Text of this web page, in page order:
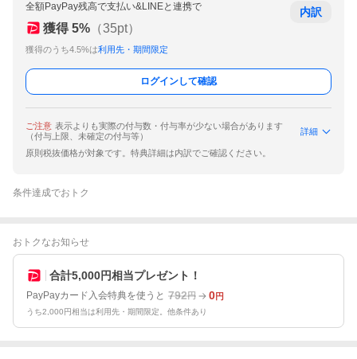
全額PayPay残高で支払い&LINEと連携で
獲得 5% （35pt）
獲得のうち4.5%は利用先・期間限定
内訳
ログインして確認
ご注意 表示よりも実際の付与数・付与率が少ない場合があります
（付与上限、未確定の付与等）
詳細
原則税抜価格が対象です。特典詳細は内訳でご確認ください。
条件達成でおトク
おトクなお知らせ
合計5,000円相当プレゼント！
PayPayカード入会特典を使うと 792円 0円
うち2,000円相当は利用先・期間限定。他条件あり